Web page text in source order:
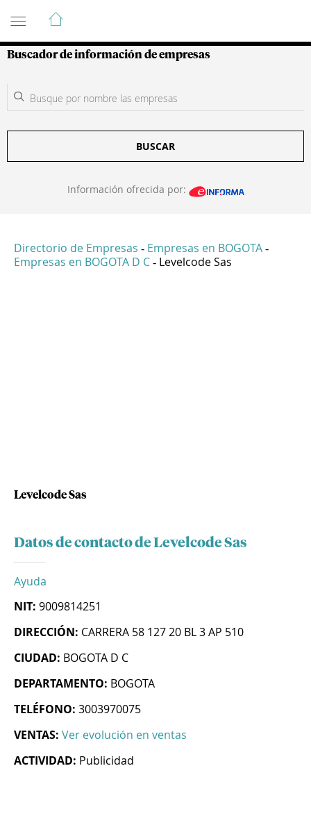
Guía de Empresas Colombianas
Buscador de información de empresas
BUSCAR
Información ofrecida por:
Directorio de Empresas - Empresas en BOGOTA -
Empresas en BOGOTA D C - Levelcode Sas
Levelcode Sas
Datos de contacto de Levelcode Sas
Ayuda
NIT: 9009814251
DIRECCIÓN: CARRERA 58 127 20 BL 3 AP 510
CIUDAD: BOGOTA D C
DEPARTAMENTO: BOGOTA
TELÉFONO: 3003970075
VENTAS: Ver evolución en ventas
ACTIVIDAD: Publicidad